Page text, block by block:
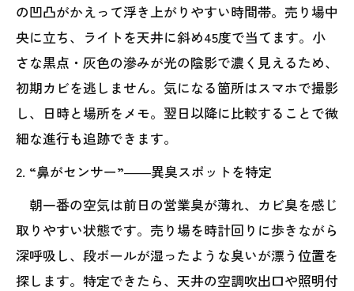
の凹凸がかえって浮き上がりやすい時間帯。売り場中
央に立ち、ライトを天井に斜め45度で当てます。小
さな黒点・灰色の滲みが光の陰影で濃く見えるため、
初期カビを逃しません。気になる箇所はスマホで撮影
し、日時と場所をメモ。翌日以降に比較することで微
細な進行も追跡できます。
2. “鼻がセンサー”――異臭スポットを特定
朝一番の空気は前日の営業臭が薄れ、カビ臭を感じ
取りやすい状態です。売り場を時計回りに歩きながら
深呼吸し、段ボールが湿ったような臭いが漂う位置を
探します。特定できたら、天井の空調吹出口や照明付